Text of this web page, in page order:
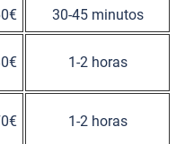
30-45 minutos
1-2 horas
1-2 horas